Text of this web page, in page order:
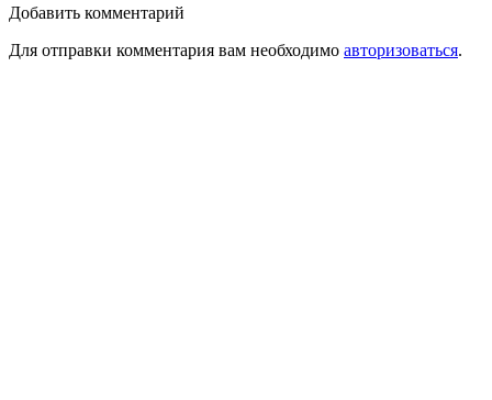
Добавить комментарий
Для отправки комментария вам необходимо авторизоваться.